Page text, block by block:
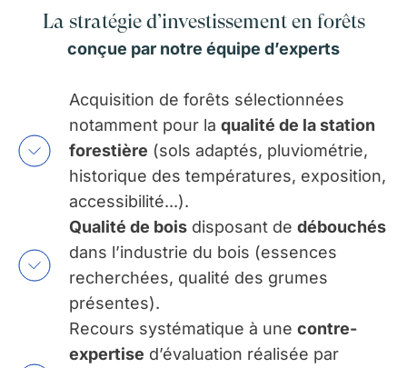
La stratégie d’investissement en forêts
conçue par notre équipe d’experts
Acquisition de forêts sélectionnées
notamment pour la qualité de la station
forestière (sols adaptés, pluviométrie,
historique des températures, exposition,
accessibilité...).
Qualité de bois disposant de débouchés
dans l’industrie du bois (essences
recherchées, qualité des grumes
présentes).
Recours systématique à une contre-
expertise d’évaluation réalisée par